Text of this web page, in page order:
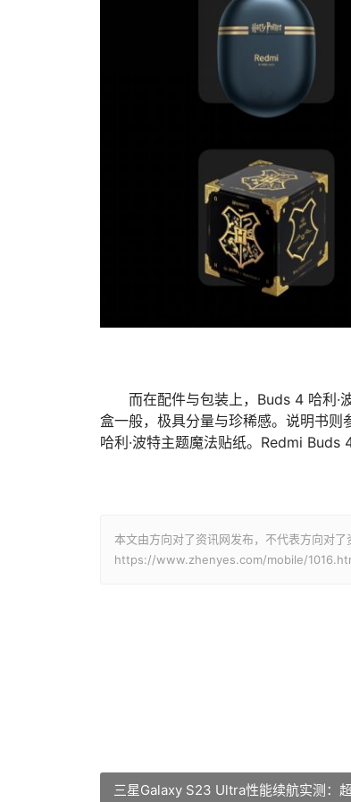
而在配件与包装上，Buds 4 哈利·
盒⼀般，极具分量与珍稀感。说明书
哈利·波特主题魔法贴纸。Redmi Buds
本文由方向对了资讯网发布，不代表方向对了
https://www.zhenyes.com/mobile/
三星Galaxy S23 Ultra性能续航实测：